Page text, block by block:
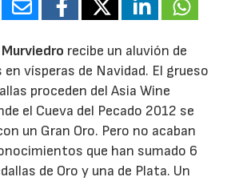
Murviedro recibe un aluvión de
en vísperas de Navidad. El grueso
proceden del Asia Wine
el Cueva del Pecado 2012 se
un Gran Oro. Pero no acaban
que han sumado 6
de Oro y una de Plata. Un